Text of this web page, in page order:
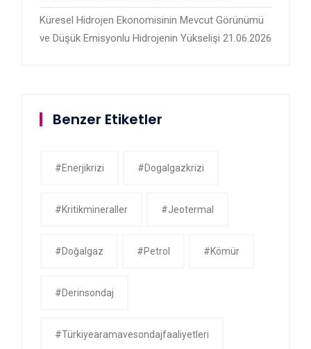
Küresel Hidrojen Ekonomisinin Mevcut Görünümü
ve Düşük Emisyonlu Hidrojenin Yükselişi 21.06.2026
Benzer Etiketler
#enerjikrizi #dogalgazkrizi
#kritikmineraller #jeotermal
#doğalgaz #petrol #kömür
#derinsondaj
#Türkiyearamavesondajfaaliyetleri